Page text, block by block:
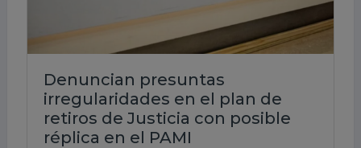
Denuncian presuntas
irregularidades en el plan de
retiros de Justicia con posible
réplica en el PAMI